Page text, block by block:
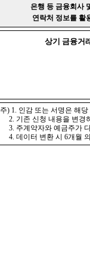
은행 등 금융회사
연락처 정보를 활
상기 금융거
주) 1. 인감 또는 서명은 해
2. 기존 신청 내용을 변경
3. 주계약자와 예금주가
4. 데이터 변환 시 6개월